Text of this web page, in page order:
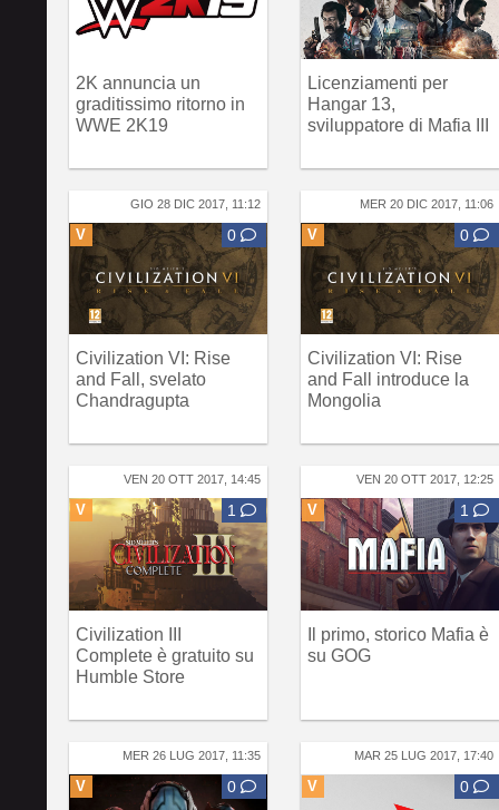
2K annuncia un
graditissimo ritorno in
WWE 2K19
Licenziamenti per
Hangar 13,
sviluppatore di Mafia III
GIO 28 DIC 2017, 11:12
V 0
Civilization VI: Rise
and Fall, svelato
Chandragupta
MER 20 DIC 2017, 11:06
V 0
Civilization VI: Rise
and Fall introduce la
Mongolia
VEN 20 OTT 2017, 14:45
V 1
Civilization III
Complete è gratuito su
Humble Store
VEN 20 OTT 2017, 12:25
V 1
Il primo, storico Mafia è
su GOG
MER 26 LUG 2017, 11:35
V 0
MAR 25 LUG 2017, 17:40
V 0